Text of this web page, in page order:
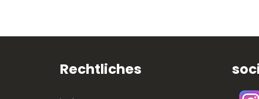
Rechtliches